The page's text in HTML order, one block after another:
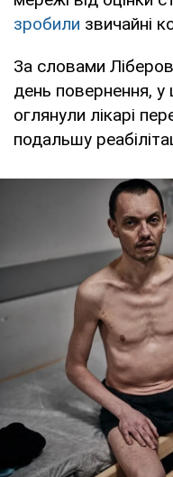
зробили звичайні
За словами
день повернення, у
оглянули лікарі
подальшу